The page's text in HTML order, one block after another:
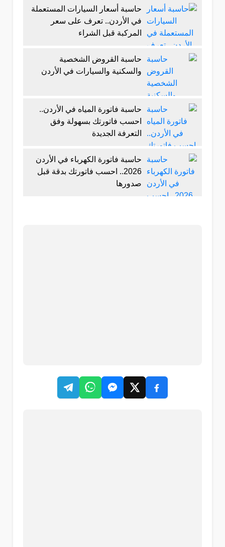
حاسبة أسعار السيارات المستعملة
في الأردن.. تعرف على سعر
المركبة قبل الشراء
حاسبة القروض الشخصية
والسكنية والسيارات في الأردن
حاسبة فاتورة المياه في الأردن..
احسب فاتورتك بسهولة وفق
التعرفة الجديدة
حاسبة فاتورة الكهرباء في الأردن
2026.. احسب فاتورتك بدقة قبل
صدورها